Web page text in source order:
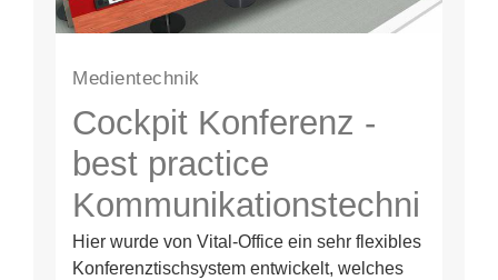
Medientechnik
Cockpit Konferenz -
best practice
Kommunikationstechni
k
Hier wurde von Vital-Office ein sehr flexibles
Konferenztischsystem entwickelt, welches